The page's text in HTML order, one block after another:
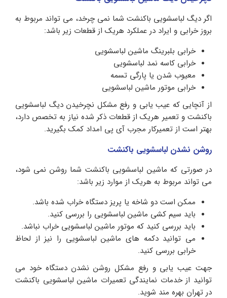
اگر دیگ لباسشویی باکنشت شما نمی چرخد، می تواند مربوط به
بروز خرابی و ایراد در عملکرد هریک از قطعات زیر باشد:
خرابی بلبرینگ ماشین لباسشویی
خرابی کاسه نمد لباسشویی
معیوب شدن یا پارگی تسمه
خرابی موتور ماشین لباسشویی
از آنچایی که عیب یابی و رفع مشکل نچرخیدن دیگ لباسشویی
باکنشت و تعمیر هریک از قطعات ذکر شده نیاز به تخصص دارد،
بهتر است از تعمیرکار مجرب آی پی امداد کمک بگیرید.
روشن نشدن لباسشویی باکنشت
در صورتی که ماشین لباسشویی باکنشت شما روشن نمی شود،
می تواند مربوط به هریک از موارد زیر باشد:
ممکن است دو شاخه یا پریز دستگاه خراب شده باشد.
باید سیم کشی ماشین لباسشویی را بررسی کنید.
باید بررسی کنید که موتور ماشین لباسشویی خراب نباشد.
می توانید دکمه های ماشین لباسشویی را نیز از لحاظ
خرابی بررسی کنید.
جهت عیب یابی و رفع مشکل روشن نشدن دستگاه خود می
توانید از خدمات نمایندگی تعمیرات ماشین لباسشویی باکنشت
در تهران بهره مند شوید.